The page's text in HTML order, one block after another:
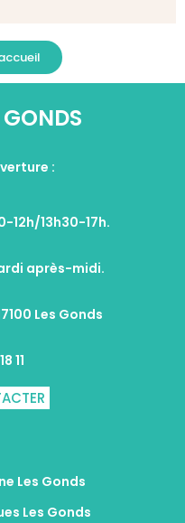
:
12h/13h30-17h.
après-midi.
Les Gonds
11
Les Gonds
Les Gonds